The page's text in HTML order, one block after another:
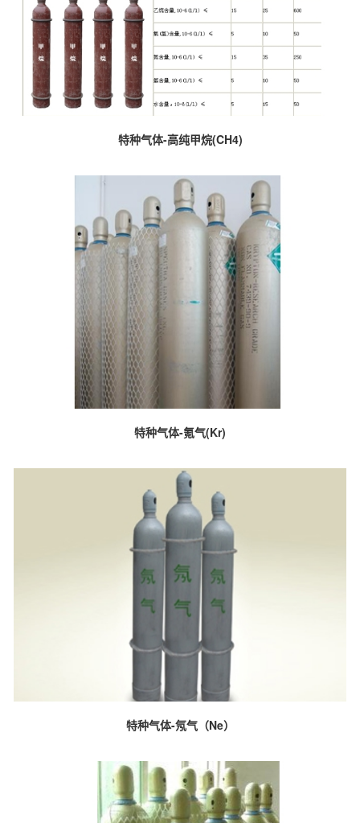
特种气体-高纯甲烷(CH4)
特种气体-氪气(Kr)
特种气体-氖气（Ne）